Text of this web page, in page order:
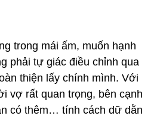
trong mái ấm, muốn hạnh
phải tự giác điều chỉnh qua
thiện lấy chính mình. Với
vợ rất quan trọng, bên cạnh
có thêm… tính cách dữ dằn